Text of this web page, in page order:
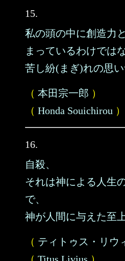
15.
私の頭の中に創造力
まっているわけではな
苦し紛(まぎ)れの思い
（ 本田宗一郎 ）
（ Honda Souichirou ）
16.
自殺、
それは神による人生
で、
神が人間に与えた至
（ ティトゥス・リウ